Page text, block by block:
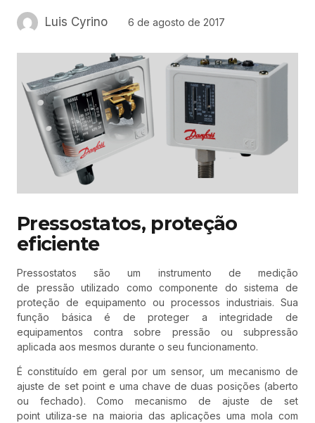
Luis Cyrino 6 de agosto de 2017
Pressostatos, proteção
eficiente
Pressostatos são um instrumento de medição
de pressão utilizado como componente do sistema de
proteção de equipamento ou processos industriais. Sua
função básica é de proteger a integridade de
equipamentos contra sobre pressão ou subpressão
aplicada aos mesmos durante o seu funcionamento.
É constituído em geral por um sensor, um mecanismo de
ajuste de set point e uma chave de duas posições (aberto
ou fechado). Como mecanismo de ajuste de set
point utiliza-se na maioria das aplicações uma mola com